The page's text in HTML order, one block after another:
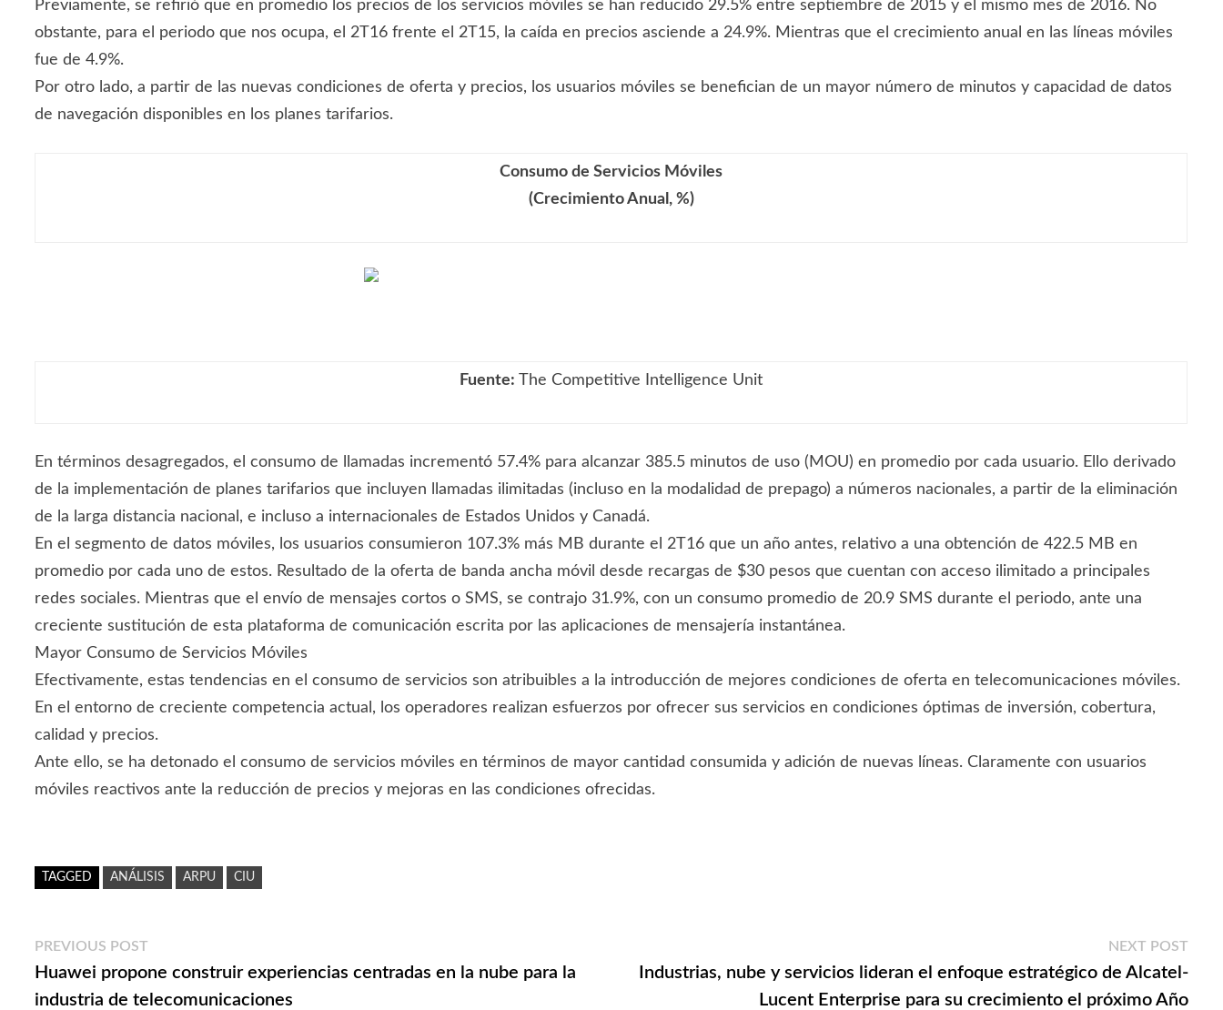
Previamente, se refirió que en promedio los precios de los servicios móviles se han reducido 29.5% entre septiembre de 2015 y el mismo mes de 2016. No
obstante, para el periodo que nos ocupa, el 2T16 frente el 2T15, la caída en precios asciende a 24.9%. Mientras que el crecimiento anual en las líneas móviles
fue de 4.9%.
Por otro lado, a partir de las nuevas condiciones de oferta y precios, los usuarios móviles se benefician de un mayor número de minutos y capacidad de datos
de navegación disponibles en los planes tarifarios.
Consumo de Servicios Móviles
(Crecimiento Anual, %)
Fuente: The Competitive Intelligence Unit
En términos desagregados, el consumo de llamadas incrementó 57.4% para alcanzar 385.5 minutos de uso (MOU) en promedio por cada usuario. Ello derivado
de la implementación de planes tarifarios que incluyen llamadas ilimitadas (incluso en la modalidad de prepago) a números nacionales, a partir de la eliminación
de la larga distancia nacional, e incluso a internacionales de Estados Unidos y Canadá.
En el segmento de datos móviles, los usuarios consumieron 107.3% más MB durante el 2T16 que un año antes, relativo a una obtención de 422.5 MB en
promedio por cada uno de estos. Resultado de la oferta de banda ancha móvil desde recargas de $30 pesos que cuentan con acceso ilimitado a principales
redes sociales. Mientras que el envío de mensajes cortos o SMS, se contrajo 31.9%, con un consumo promedio de 20.9 SMS durante el periodo, ante una
creciente sustitución de esta plataforma de comunicación escrita por las aplicaciones de mensajería instantánea.
Mayor Consumo de Servicios Móviles
Efectivamente, estas tendencias en el consumo de servicios son atribuibles a la introducción de mejores condiciones de oferta en telecomunicaciones móviles.
En el entorno de creciente competencia actual, los operadores realizan esfuerzos por ofrecer sus servicios en condiciones óptimas de inversión, cobertura,
calidad y precios.
Ante ello, se ha detonado el consumo de servicios móviles en términos de mayor cantidad consumida y adición de nuevas líneas. Claramente con usuarios
móviles reactivos ante la reducción de precios y mejoras en las condiciones ofrecidas.
TAGGED ANÁLISIS ARPU CIU
Navegación
de
PREVIOUS POST
post:
Huawei propone construir experiencias centradas en la nube para la
industria de telecomunicaciones
NEXT POSTNext
post:
Industrias, nube y servicios lideran el enfoque estratégico de Alcatel-
Lucent Enterprise para su crecimiento el próximo Año